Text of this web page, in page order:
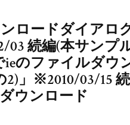
ロードダイアロ
続編(本サンプ
ieのファイルダウ
」※2010/03/15
ウンロード